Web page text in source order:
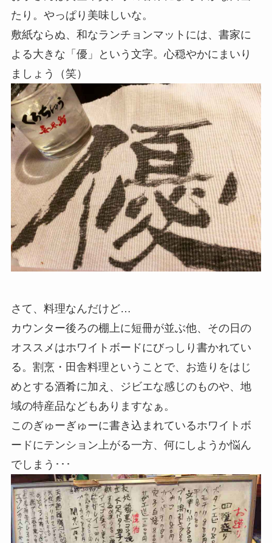
たり。やっぱり美味しいな。
敷紙ならぬ、和なランチョンマットには、書家に
よる大きな「優」という文字。心穏やかにまいり
ましょう（笑）
さて、料理なんだけど…
カウンター後ろの棚上に短冊が並ぶ他、その日の
オススメはホワイトボードにびっしり書かれてい
る。割烹・田舎料理ということで、お造りをはじ
めとする酒肴に加え、ジビエな感じのものや、地
域の特産品などもありますなぁ。
このぎゅーぎゅーに書き込まれているホワイトボ
ードにテンション上がる一方、何にしようか悩ん
でしまう･･･